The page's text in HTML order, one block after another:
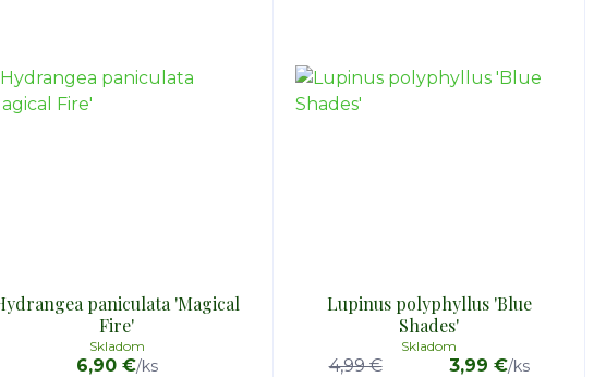
paniculata 'Magical
Fire'
6,90 €/ks
Skladom
Lupinus polyphyllus 'Blue
Shades'
4,99 € 3,99 €/ks
Skladom